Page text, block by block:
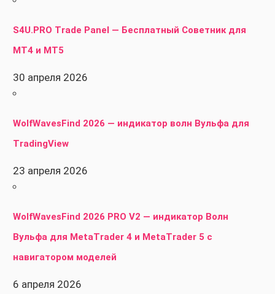
S4U.PRO Trade Panel — Бесплатный Советник для
MT4 и MT5
30 апреля 2026
WolfWavesFind 2026 — индикатор волн Вульфа для
TradingView
23 апреля 2026
WolfWavesFind 2026 PRO V2 — индикатор Волн
Вульфа для MetaTrader 4 и MetaTrader 5 с
навигатором моделей
6 апреля 2026